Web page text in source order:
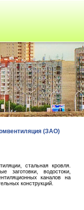
(ЗАО)
стальная кровля.
заготовки, водостоки,
каналов на
конструкций.